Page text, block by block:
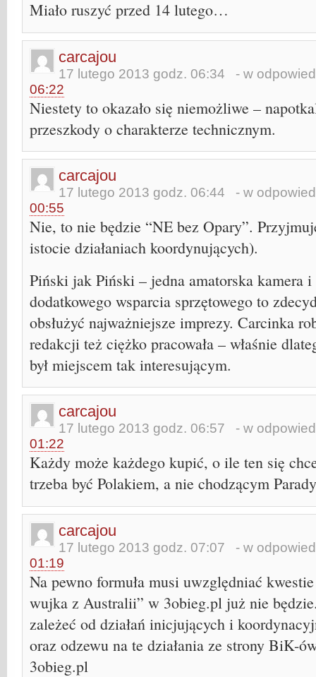
Miało ruszyć przed 14 lutego…
carcajou
17 lutego 2013 godz. 06:34 - w
06:22
Niestety to okazało się niemożliwe –
przeszkody o charakterze technicznym.
carcajou
17 lutego 2013 godz. 06:44 - w
00:55
Nie, to nie będzie “NE bez Opary”.
istocie działaniach koordynujących).
Piński jak Piński – jedna amatorska kamera
dodatkowego wsparcia sprzętowego to
obsłużyć najważniejsze imprezy. Carcinka
redakcji też ciężko pracowała – właśnie
był miejscem tak interesującym.
carcajou
17 lutego 2013 godz. 06:57 - w
01:22
Każdy może każdego kupić, o ile ten się
trzeba być Polakiem, a nie chodzącym
carcajou
17 lutego 2013 godz. 07:07 - w
01:19
Na pewno formuła musi uwzględniać
wujka z Australii” w 3obieg.pl już nie
zależeć od działań inicjujących i
oraz odzewu na te działania ze strony BiK-
3obieg.pl